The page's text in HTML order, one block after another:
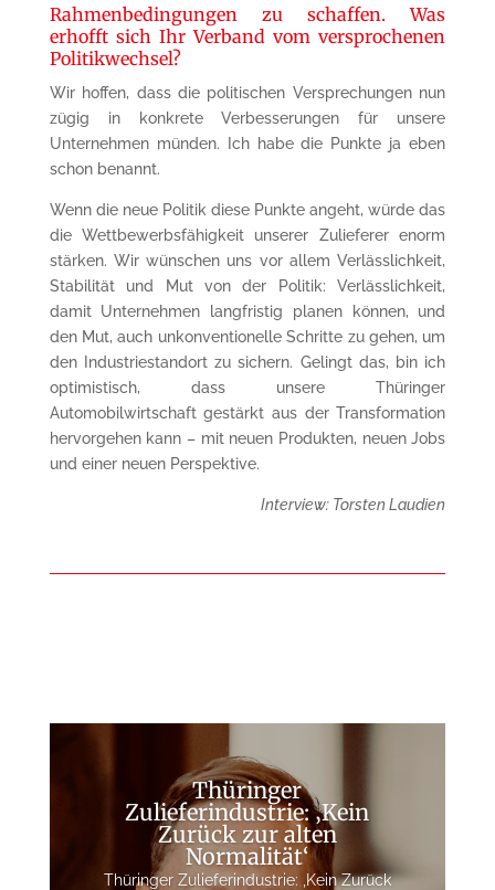
Rahmenbedingungen zu schaffen. Was
erhofft sich Ihr Verband vom versprochenen
Politikwechsel?
Wir hoffen, dass die politischen Versprechungen nun
zügig in konkrete Verbesserungen für unsere
Unternehmen münden. Ich habe die Punkte ja eben
schon benannt.
Wenn die neue Politik diese Punkte angeht, würde das
die Wettbewerbsfähigkeit unserer Zulieferer enorm
stärken. Wir wünschen uns vor allem Verlässlichkeit,
Stabilität und Mut von der Politik: Verlässlichkeit,
damit Unternehmen langfristig planen können, und
den Mut, auch unkonventionelle Schritte zu gehen, um
den Industriestandort zu sichern. Gelingt das, bin ich
optimistisch, dass unsere Thüringer
Automobilwirtschaft gestärkt aus der Transformation
hervorgehen kann – mit neuen Produkten, neuen Jobs
und einer neuen Perspektive.
Interview: Torsten Laudien
Thüringer
Zulieferindustrie: ‚Kein
Zurück zur alten
Normalität‘
Thüringer Zulieferindustrie: ‚Kein Zurück